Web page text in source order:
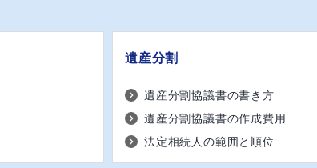
遺産分割
遺産分割協議書の書き方
遺産分割協議書の作成費用
法定相続人の範囲と順位